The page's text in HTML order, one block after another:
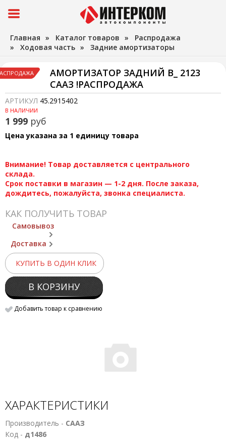
Главная » Каталог товаров » Распродажа
» Ходовая часть » Задние амортизаторы
АМОРТИЗАТОР ЗАДНИЙ В_ 2123
СААЗ !РАСПРОДАЖА
АРТИКУЛ 45.2915402
В НАЛИЧИИ
1 999 руб
Цена указана за 1 единицу товара
Внимание! Товар доставляется с центрального
склада.
Срок поставки в магазин — 1-2 дня. После заказа,
дождитесь, пожалуйста, звонка специалиста.
КАК ПОЛУЧИТЬ ТОВАР
Самовывоз
Доставка
КУПИТЬ В ОДИН КЛИК
В КОРЗИНУ
Добавить товар к сравнению
ХАРАКТЕРИСТИКИ
Производитель - СААЗ
Код - д1486